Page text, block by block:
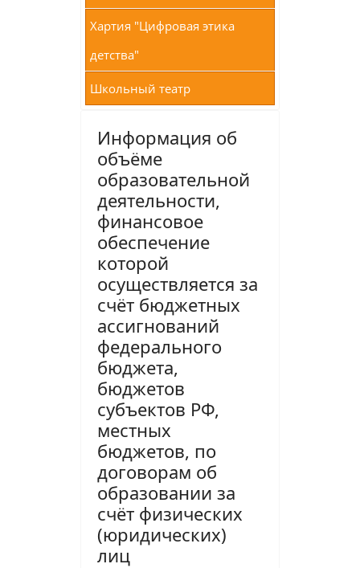
Хартия "Цифровая этика
детства"
Школьный театр
Информация об
объёме
образовательной
деятельности,
финансовое
обеспечение
которой
осуществляется за
счёт бюджетных
ассигнований
федерального
бюджета,
бюджетов
субъектов РФ,
местных
бюджетов, по
договорам об
образовании за
счёт физических
(юридических)
лиц